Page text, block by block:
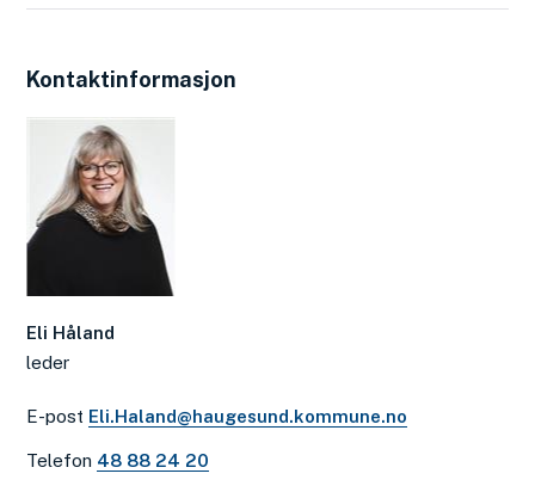
Kontaktinformasjon
Eli Håland
leder
E-post Eli.Haland@haugesund.kommune.no
Telefon 48 88 24 20